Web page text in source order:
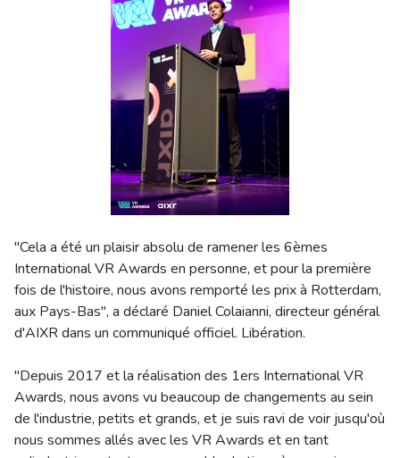
"Cela a été un plaisir absolu de ramener les 6èmes
International VR Awards en personne, et pour la première
fois de l'histoire, nous avons remporté les prix à Rotterdam,
aux Pays-Bas", a déclaré Daniel Colaianni, directeur général
d'AIXR dans un communiqué officiel. Libération.
"Depuis 2017 et la réalisation des 1ers International VR
Awards, nous avons vu beaucoup de changements au sein
de l'industrie, petits et grands, et je suis ravi de voir jusqu'où
nous sommes allés avec les VR Awards et en tant